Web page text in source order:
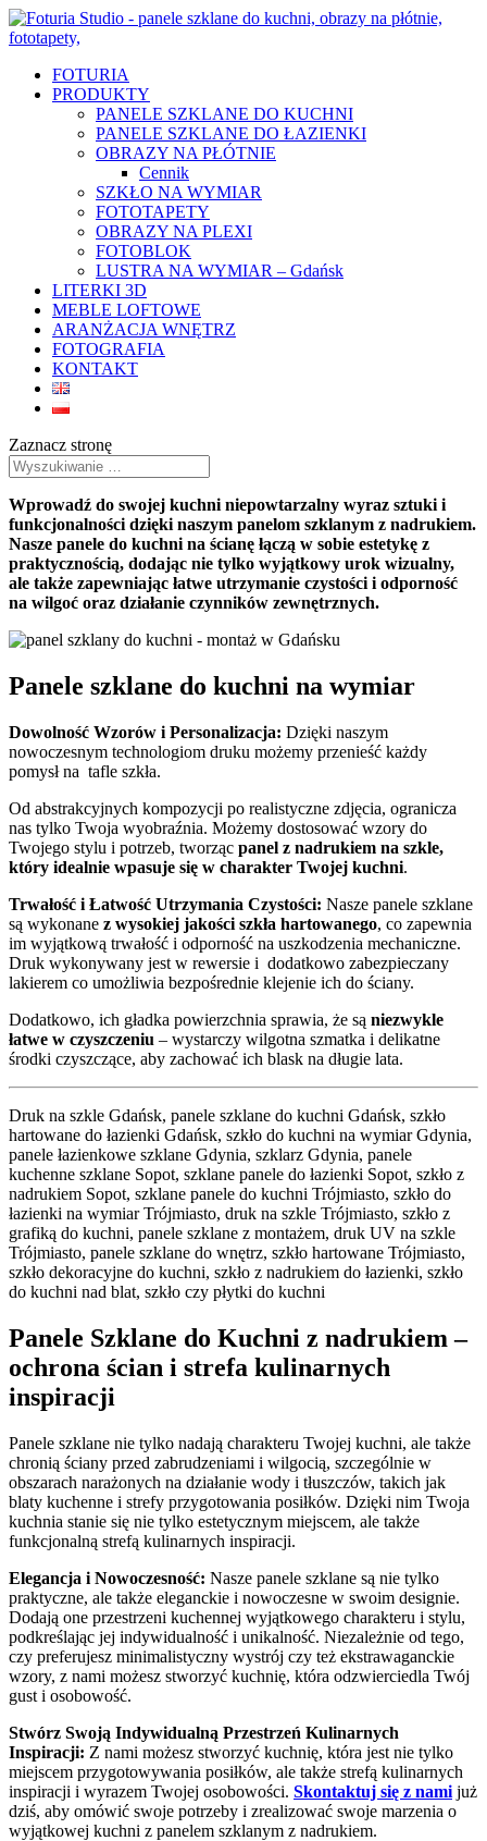
FOTURIA
PRODUKTY
PANELE SZKLANE DO KUCHNI
PANELE SZKLANE DO ŁAZIENKI
OBRAZY NA PŁÓTNIE
Cennik
SZKŁO NA WYMIAR
FOTOTAPETY
OBRAZY NA PLEXI
FOTOBLOK
LUSTRA NA WYMIAR – Gdańsk
LITERKI 3D
MEBLE LOFTOWE
ARANŻACJA WNĘTRZ
FOTOGRAFIA
KONTAKT
Zaznacz stronę
Wprowadź do swojej kuchni niepowtarzalny wyraz sztuki i
funkcjonalności dzięki naszym panelom szklanym z nadrukiem.
Nasze panele do kuchni na ścianę łączą w sobie estetykę z
praktycznością, dodając nie tylko wyjątkowy urok wizualny,
ale także zapewniając łatwe utrzymanie czystości i odporność
na wilgoć oraz działanie czynników zewnętrznych.
Panele szklane do kuchni na wymiar
Dowolność Wzorów i Personalizacja: Dzięki naszym
nowoczesnym technologiom druku możemy przenieść każdy
pomysł na tafle szkła.
Od abstrakcyjnych kompozycji po realistyczne zdjęcia, ogranicza
nas tylko Twoja wyobraźnia. Możemy dostosować wzory do
Twojego stylu i potrzeb, tworząc panel z nadrukiem na szkle,
który idealnie wpasuje się w charakter Twojej kuchni.
Trwałość i Łatwość Utrzymania Czystości: Nasze panele szklane
są wykonane z wysokiej jakości szkła hartowanego, co zapewnia
im wyjątkową trwałość i odporność na uszkodzenia mechaniczne.
Druk wykonywany jest w rewersie i dodatkowo zabezpieczany
lakierem co umożliwia bezpośrednie klejenie ich do ściany.
Dodatkowo, ich gładka powierzchnia sprawia, że są niezwykle
łatwe w czyszczeniu – wystarczy wilgotna szmatka i delikatne
środki czyszczące, aby zachować ich blask na długie lata.
Druk na szkle Gdańsk, panele szklane do kuchni Gdańsk, szkło
hartowane do łazienki Gdańsk, szkło do kuchni na wymiar Gdynia,
panele łazienkowe szklane Gdynia, szklarz Gdynia, panele
kuchenne szklane Sopot, szklane panele do łazienki Sopot, szkło z
nadrukiem Sopot, szklane panele do kuchni Trójmiasto, szkło do
łazienki na wymiar Trójmiasto, druk na szkle Trójmiasto, szkło z
grafiką do kuchni, panele szklane z montażem, druk UV na szkle
Trójmiasto, panele szklane do wnętrz, szkło hartowane Trójmiasto,
szkło dekoracyjne do kuchni, szkło z nadrukiem do łazienki, szkło
do kuchni nad blat, szkło czy płytki do kuchni
Panele Szklane do Kuchni z nadrukiem –
ochrona ścian i strefa kulinarnych
inspiracji
Panele szklane nie tylko nadają charakteru Twojej kuchni, ale także
chronią ściany przed zabrudzeniami i wilgocią, szczególnie w
obszarach narażonych na działanie wody i tłuszczów, takich jak
blaty kuchenne i strefy przygotowania posiłków. Dzięki nim Twoja
kuchnia stanie się nie tylko estetycznym miejscem, ale także
funkcjonalną strefą kulinarnych inspiracji.
Elegancja i Nowoczesność: Nasze panele szklane są nie tylko
praktyczne, ale także eleganckie i nowoczesne w swoim designie.
Dodają one przestrzeni kuchennej wyjątkowego charakteru i stylu,
podkreślając jej indywidualność i unikalność. Niezależnie od tego,
czy preferujesz minimalistyczny wystrój czy też ekstrawaganckie
wzory, z nami możesz stworzyć kuchnię, która odzwierciedla Twój
gust i osobowość.
Stwórz Swoją Indywidualną Przestrzeń Kulinarnych
Inspiracji: Z nami możesz stworzyć kuchnię, która jest nie tylko
miejscem przygotowywania posiłków, ale także strefą kulinarnych
inspiracji i wyrazem Twojej osobowości. Skontaktuj się z nami już
dziś, aby omówić swoje potrzeby i zrealizować swoje marzenia o
wyjątkowej kuchni z panelem szklanym z nadrukiem.